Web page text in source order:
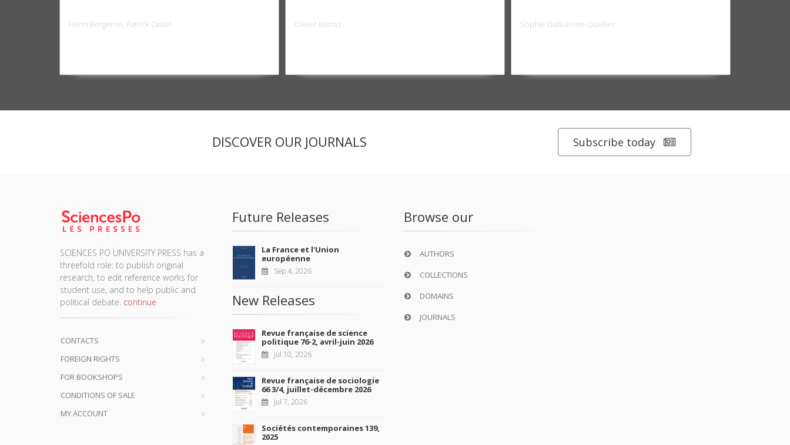
Henri Bergeron, Patrick Castel Olivier Borraz Sophie Dubuisson-Quellier
DISCOVER OUR JOURNALS Subscribe today
SCIENCES PO UNIVERSITY PRESS has a
threefold role: to publish original
research, to edit reference works for
student use, and to help public and
political debate. continue
CONTACTS
FOREIGN RIGHTS
FOR BOOKSHOPS
CONDITIONS OF SALE
MY ACCOUNT
Future Releases
La France et l'Union
européenne
Sep 4, 2026
New Releases
Revue française de science
politique 76-2, avril-juin 2026
Jul 10, 2026
Revue française de sociologie
66 3/4, juillet-décembre 2026
Jul 7, 2026
Sociétés contemporaines 139,
2025
Browse our
AUTHORS
COLLECTIONS
DOMAINS
JOURNALS